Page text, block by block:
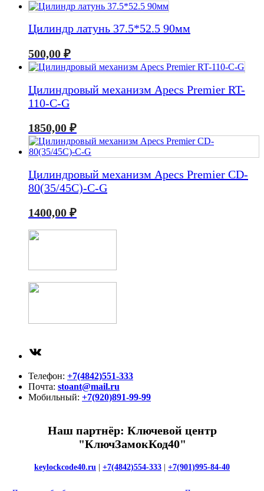
Цилиндр латунь 37.5*52.5 90мм
500,00 ₽
Цилиндровый механизм Apecs Premier RT-
110-С-G
1850,00 ₽
Цилиндровый механизм Apecs Premier CD-
80(35/45C)-C-G
1400,00 ₽
Телефон: +7(4842)551-333
Почта: stoant@mail.ru
Мобильный: +7(920)891-99-99
Наш партнёр: Ключевой центр
"КлючЗамокКод40"
keylockcode40.ru +7(4842)554-333 +7(901)995-84-40